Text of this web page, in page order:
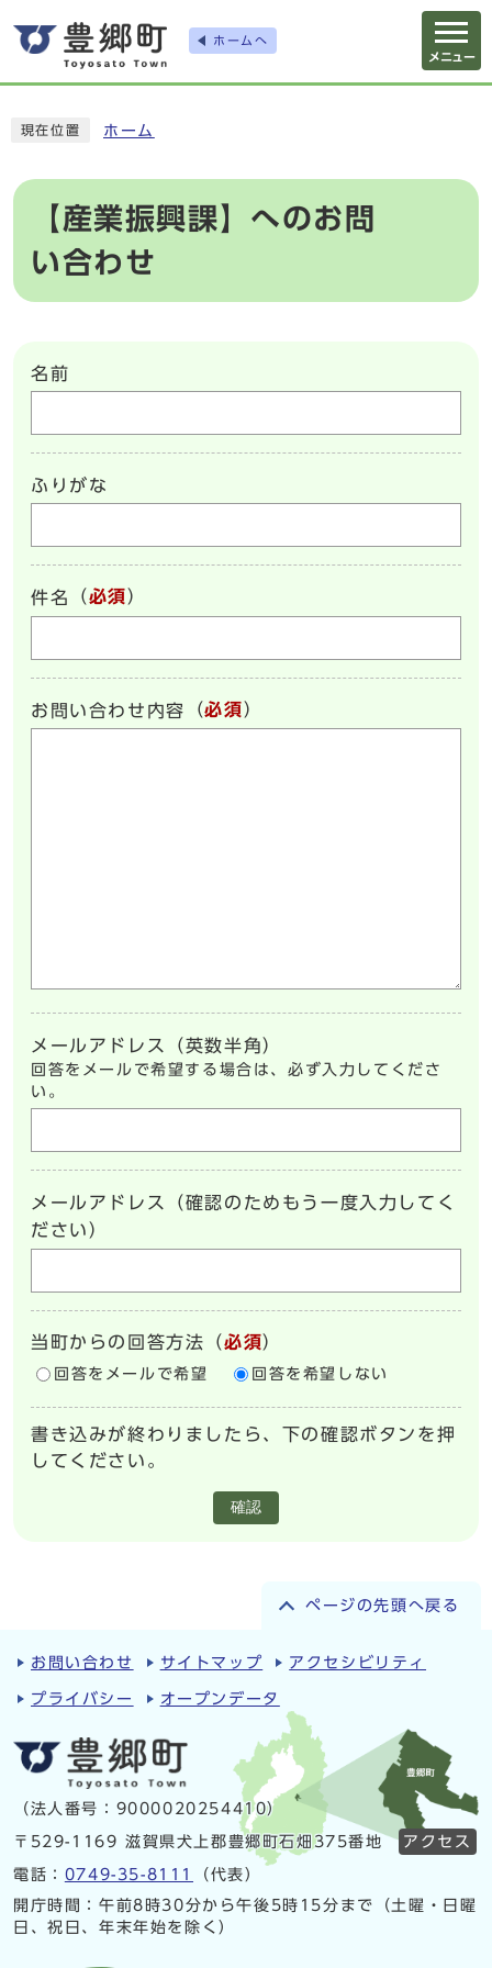
ホームへ
メニュー
現在位置 ホーム
【産業振興課】へのお問
い合わせ
名前
ふりがな
件名 （必須）
お問い合わせ内容 （必須）
メールアドレス（英数半角）
回答をメールで希望する場合は、必ず入力してくださ
い。
メールアドレス（確認のためもう一度入力してく
ださい）
当町からの回答方法 （必須）
回答をメールで希望 回答を希望しない
書き込みが終わりましたら、下の確認ボタンを押
してください。
確認
ページの先頭へ戻る
お問い合わせ サイトマップ アクセシビリティ
プライバシー オープンデータ
（法人番号：9000020254410）
〒529-1169 滋賀県犬上郡豊郷町石畑375番地 アクセス
電話： 0749-35-8111
（代表）
開庁時間：午前8時30分から午後5時15分まで（土曜・日曜
日、祝日、年末年始を除く）